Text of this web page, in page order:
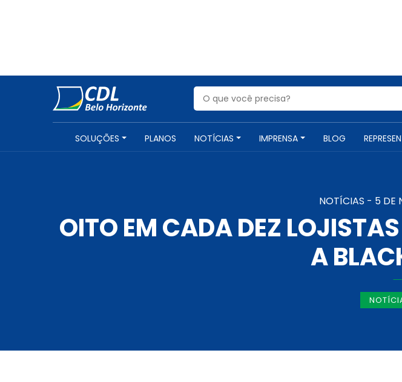
SOLUÇÕES PLANOS NOTÍCIAS IMPRENSA BLOG
NOTÍCIAS - 5 DE
OITO EM CADA DEZ
A